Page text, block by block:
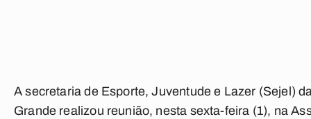
A secretaria de Esporte, Juventude e Lazer (Sejel)
Grande realizou reunião, nesta sexta-feira (1), na